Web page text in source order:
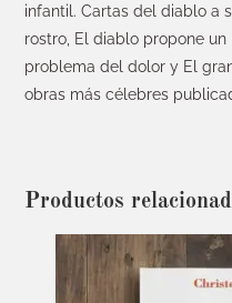
infantil. Cartas del diablo a
rostro, El diablo propone un
problema del dolor y El
obras más célebres
Productos